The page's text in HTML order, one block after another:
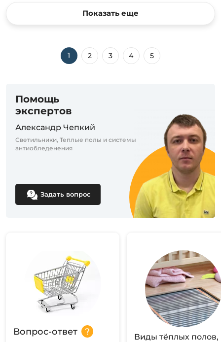
Показать еще
1 2 3 4 5
Помощь
экспертов
Александр Чепкий
Светильники, Теплые полы и системы
антиобледенения
Задать вопрос
Вопрос-ответ
Виды тёплых полов,